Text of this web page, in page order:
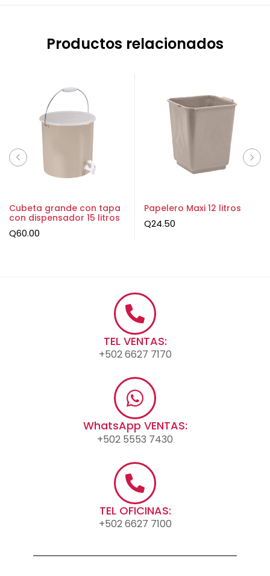
Productos relacionados
Cubeta grande con tapa
con dispensador 15 litros
Q60.00
Papelero Maxi 12 litros
Q24.50
TEL VENTAS:
+502 6627 7170
WhatsApp VENTAS:
+502 5553 7430
TEL OFICINAS:
+502 6627 7100